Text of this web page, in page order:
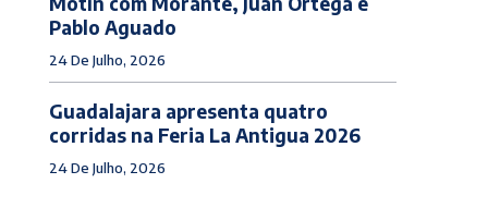
Pablo Aguado
24 De Julho, 2026
Guadalajara apresenta quatro
corridas na Feria La Antigua 2026
24 De Julho, 2026